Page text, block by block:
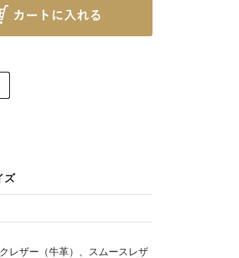
ズ
レザー（牛革）、スムースレザ